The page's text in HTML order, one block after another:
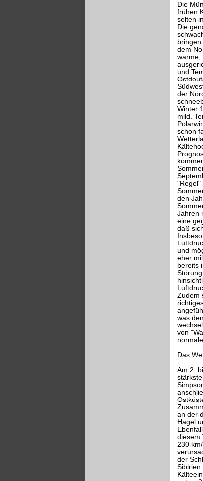
Die
frühen
selten
Die
dem
warme,
und
der
Winter
mild.
schon
"Regel"
den
Jahren
eine
daß
und
eher
bereits
Zudem
was
von
Das
Am 2.
an der
Hagel
diesem
230
der
Sibirien